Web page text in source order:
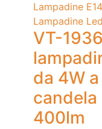
Lampadine E14
Lampadine Led
VT-
da 4W a
candela
400lm